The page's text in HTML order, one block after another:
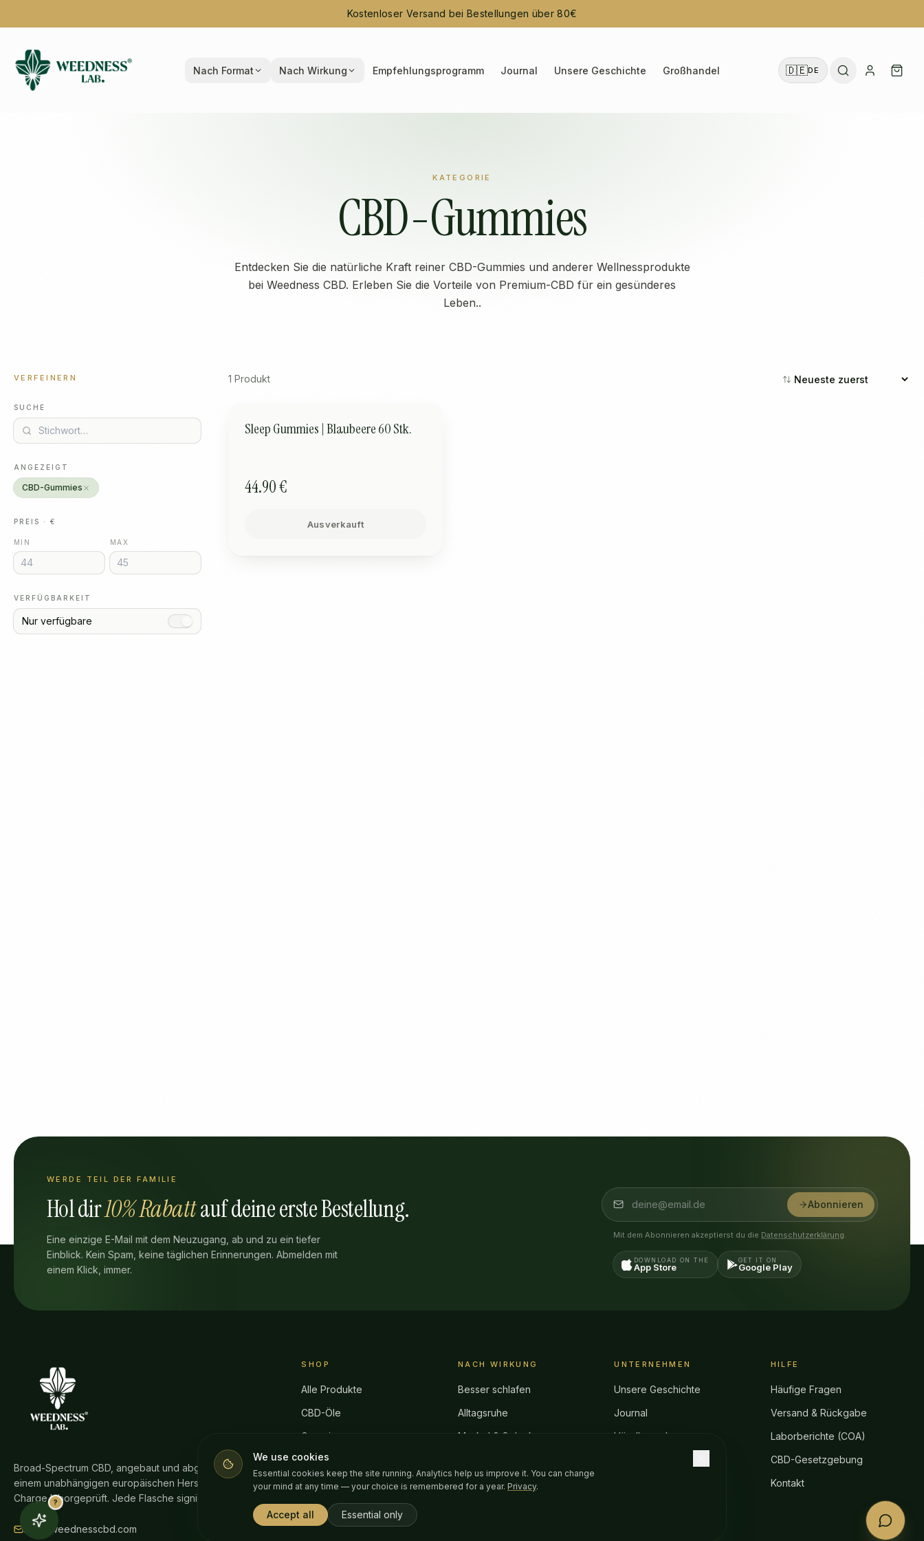
Kostenloser Versand bei Bestellungen über 80€
Nach Format Nach Wirkung Empfehlungsprogramm Journal Unsere Geschichte Großhandel 🇩🇪DE
KATEGORIE
CBD-Gummies
Entdecken Sie die natürliche Kraft reiner CBD-Gummies und anderer Wellnessprodukte
bei Weedness CBD. Erleben Sie die Vorteile von Premium-CBD für ein gesünderes
Leben..
VERFEINERN
SUCHE
ANGEZEIGT
CBD-Gummies
PREIS · €
MIN MAX
VERFÜGBARKEIT
Nur verfügbare
1 Produkt
Sleep Gummies | Blaubeere 60 Stk.
44.90 €
Ausverkauft
WERDE TEIL DER FAMILIE
Hol dir10% Rabattauf deine erste Bestellung.
Eine einzige E-Mail mit dem Neuzugang, ab und zu ein tiefer
Einblick. Kein Spam, keine täglichen Erinnerungen. Abmelden mit
einem Klick, immer.
Abonnieren
Mit dem Abonnieren akzeptierst du die Datenschutzerklärung
DOWNLOAD ON THE
App Store
GET IT ON
Google Play
Broad-Spectrum CBD, angebaut und abgefüllt von
einem unabhängigen europäischen Hersteller. Jede
Charge laborgeprüft. Jede Flasche signiert.
info@weednesscbd.com
SHOP
Alle Produkte
CBD-Öle
Gummies
Schmerzlinderung
Hautpflege
Für Tiere
NACH WIRKUNG
Besser schlafen
Alltagsruhe
Muskel & Gelenk
Tattoo-Pflege
UNTERNEHMEN
Unsere Geschichte
Journal
Händlersuche
HILFE
Häufige Fragen
Versand & Rückgabe
Laborberichte (COA)
CBD-Gesetzgebung
Kontakt
We use cookies
Essential cookies keep the site running. Analytics help us improve it. You can change
your mind at any time — your choice is remembered for a year. Privacy.
Accept all Essential only
?